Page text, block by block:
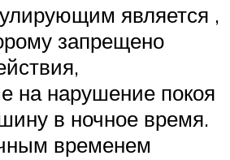
является ,
запрещено
на нарушение покоя
в ночное время.
временем